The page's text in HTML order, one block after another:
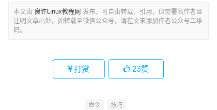
本文由 良许Linux教程网 发布，可自由转载、引用，但需署名作者且
注明文章出处。如转载至微信公众号，请在文末添加作者公众号二维
码。
打赏 23赞
命令 技巧